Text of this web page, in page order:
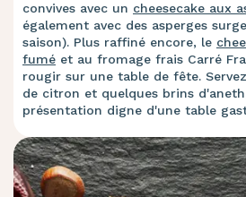
convives avec un cheesecake aux
également avec des asperges
saison). Plus raffiné encore, le
fumé et au fromage frais Carré
rougir sur une table de fête.
de citron et quelques brins
présentation digne d'une table